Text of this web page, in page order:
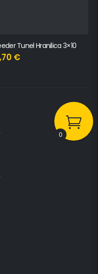
Tunel Hranilica 3×10
€
0